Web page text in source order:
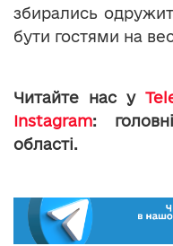
збирались
бути гостями на
Читайте нас у
Instagram:
області.